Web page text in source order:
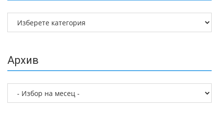
Архив